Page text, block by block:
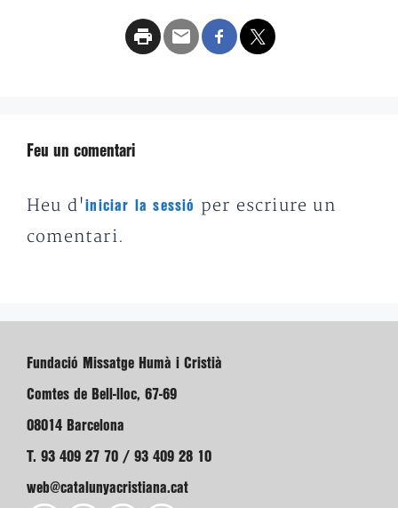
Feu un comentari
Heu d'iniciar la sessió
per escriure un
comentari.
Fundació Missatge Humà i Cristià
Comtes de Bell-lloc, 67-69
08014 Barcelona
T. 93 409 27 70 / 93 409 28 10
web@catalunyacristiana.cat